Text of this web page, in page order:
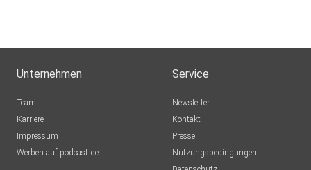
Unternehmen
Team
Karriere
Impressum
Werben auf podcast.de
Service
Newsletter
Kontakt
Presse
Nutzungsbedingungen